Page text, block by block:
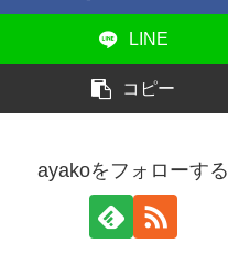
LINE
コピー
ayakoをフォローする